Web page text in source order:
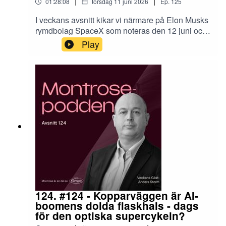
I veckans avsnitt kikar vi närmare på Elon Musks
rymdbolag SpaceX som noteras den 12 juni och
förväntas bli den största börsnoteringen
någonsin. Men vad gör bolaget, vilka är de tre
benen som verksamheten vilar på och vilket eller
vilka av dem går med vinst idag? Det och mycket
mer i dagens avsnitt.Delikat lyssning på
er,Nicklas & VictorDe pengar som placeras kan
både öka och minska i värde och det är inte
säkert att du får tillbaka hela det insatta kapitalet.
Historisk avkastning är ingen garanti för framtida
Play
124. #124 - Kopparväggen är AI-
boomens dolda flaskhals - dags
för den optiska supercykeln?